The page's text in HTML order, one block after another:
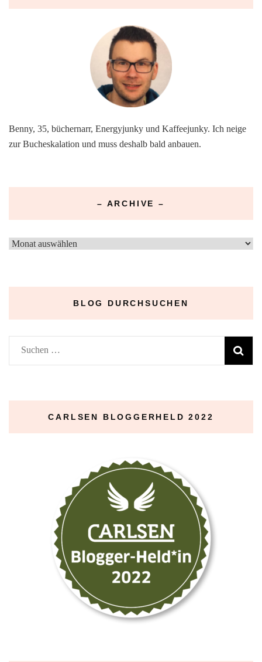
Benny, 35, büchernarr, Energyjunky und Kaffeejunky. Ich neige
zur Bucheskalation und muss deshalb bald anbauen.
– ARCHIVE –
–
BLOG DURCHSUCHEN
Suchen
nach:
CARLSEN BLOGGERHELD 2022